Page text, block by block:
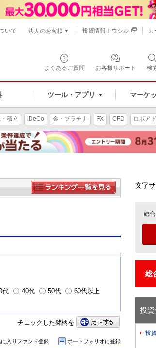
よくあるご質問 お客様サポート 検
ツール・アプリ マーケ
いて 法人のお客様 投資情報トウシル カ
積立 iDeCo 金・プラチナ FX CFD ロボアド
代 40代 50代 60代以上
チェックした銘柄を
に入りファンド登録 ポートフォリオに登録
文字
総
総
投資
 投